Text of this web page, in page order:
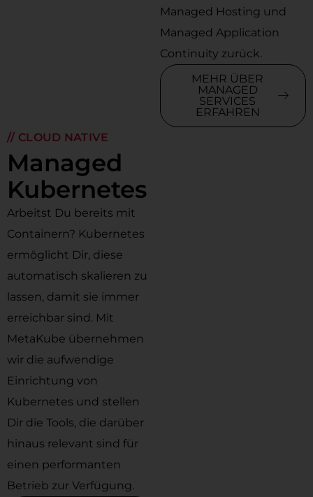
Managed Hosting und
Managed Application
Continuity zurück.
MEHR ÜBER
MANAGED
SERVICES
ERFAHREN
// CLOUD NATIVE
Managed
Kubernetes
Arbeitst Du bereits mit
Containern? Kubernetes
ermöglicht Dir, diese
automatisch skalieren zu
lassen, damit sie immer
erreichbar sind. Mit
MetaKube übernehmen
wir die aufwendige
Einrichtung von
Kubernetes und stellen
Dir die Tools, die darüber
hinaus relevant sind für
einen performanten
Betrieb zur Verfügung.